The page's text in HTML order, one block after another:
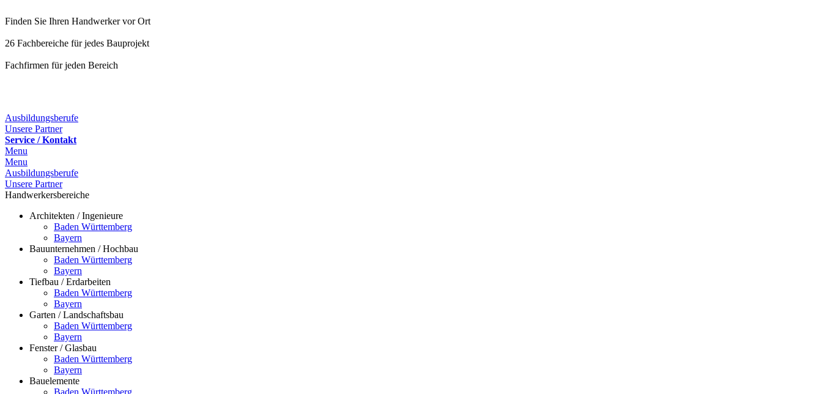
Finden Sie Ihren Handwerker vor Ort
26 Fachbereiche für jedes Bauprojekt
Fachfirmen für jeden Bereich
Ausbildungsberufe
Unsere Partner
Service / Kontakt
Menu
Menu
Ausbildungsberufe
Unsere Partner
Handwerkersbereiche
Architekten / Ingenieure
Baden Württemberg
Bayern
Bauunternehmen / Hochbau
Baden Württemberg
Bayern
Tiefbau / Erdarbeiten
Baden Württemberg
Bayern
Garten / Landschaftsbau
Baden Württemberg
Bayern
Fenster / Glasbau
Baden Württemberg
Bayern
Bauelemente
Baden Württemberg